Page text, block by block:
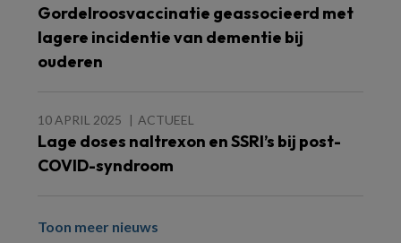
Gordelroosvaccinatie geassocieerd met
lagere incidentie van dementie bij
ouderen
10 APRIL 2025 ACTUEEL
Lage doses naltrexon en SSRI’s bij post-
COVID-syndroom
Toon meer nieuws